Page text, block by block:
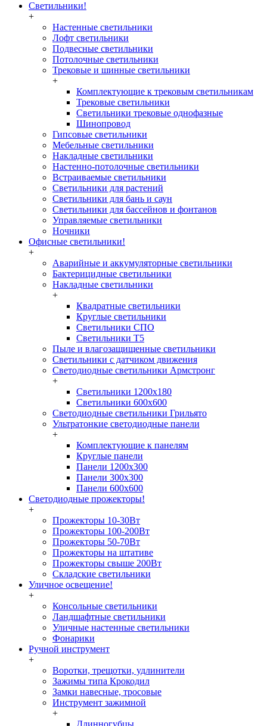
Светильники!
+
Настенные светильники
Лофт светильники
Подвесные светильники
Потолочные светильники
Трековые и шинные светильники
+
Комплектующие к трековым светильникам
Трековые светильники
Светильники трековые однофазные
Шинопровод
Гипсовые светильники
Мебельные светильники
Накладные светильники
Настенно-потолочные светильники
Встраиваемые светильники
Светильники для растений
Светильники для бань и саун
Светильники для бассейнов и фонтанов
Управляемые светильники
Ночники
Офисные светильники!
+
Аварийные и аккумуляторные светильники
Бактерицидные светильники
Накладные светильники
+
Квадратные светильники
Круглые светильники
Светильники СПО
Светильники Т5
Пыле и влагозащищенные светильники
Светильники с датчиком движения
Светодиодные светильники Армстронг
+
Светильники 1200х180
Светильники 600х600
Светодиодные светильники Грильято
Ультратонкие светодиодные панели
+
Комплектующие к панелям
Круглые панели
Панели 1200х300
Панели 300х300
Панели 600х600
Светодиодные прожекторы!
+
Прожекторы 10-30Вт
Прожекторы 100-200Вт
Прожекторы 50-70Вт
Прожекторы на штативе
Прожекторы свыше 200Вт
Складские светильники
Уличное освещение!
+
Консольные светильники
Ландшафтные светильники
Уличные настенные светильники
Фонарики
Ручной инструмент
+
Воротки, трещотки, удлинители
Зажимы типа Крокодил
Замки навесные, тросовые
Инструмент зажимной
+
Длинногубцы